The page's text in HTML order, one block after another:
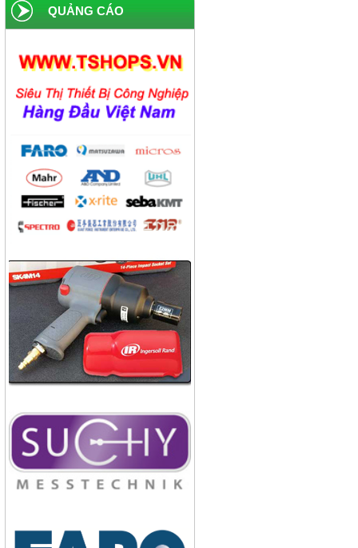
home
Công ty xi măng Hải Phòng
Công ty dược phẩm Becamex
Công ty bánh kẹo Hải Hà
Công ty bao bì Visy
Bình
Công ty gạch Thái Bình
Công ty thực phẩm Acecook
Nhà máy phân bón BACONCO
Công ty bia Thanh Hoa
Công ty TNHH Baw Heng
Steel Việt Nam
Công ty bia Việt Hà
Công ty TNHH công nghiệp
Broad Bright Sakura
Công ty xi măng Bút Sơn
Nhà máy cán thép Hòa Phát
Công ty TNHH cán thép Tam
Tiếp tục cập nhật
QUẢNG CÁO